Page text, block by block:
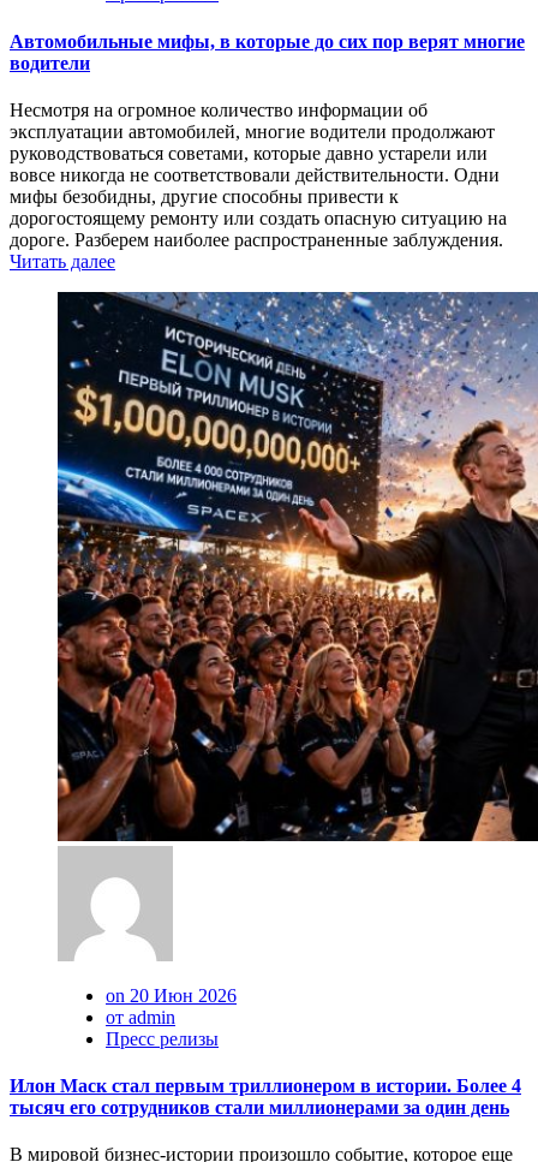
Автомобильные мифы, в которые до сих пор верят многие
водители
Несмотря на огромное количество информации об
эксплуатации автомобилей, многие водители продолжают
руководствоваться советами, которые давно устарели или
вовсе никогда не соответствовали действительности. Одни
мифы безобидны, другие способны привести к
дорогостоящему ремонту или создать опасную ситуацию на
дороге. Разберем наиболее распространенные заблуждения.
Читать далее
on 20 Июн 2026
от admin
Пресс релизы
Илон Маск стал первым триллионером в истории. Более 4
тысяч его сотрудников стали миллионерами за один день
В мировой бизнес-истории произошло событие, которое еще